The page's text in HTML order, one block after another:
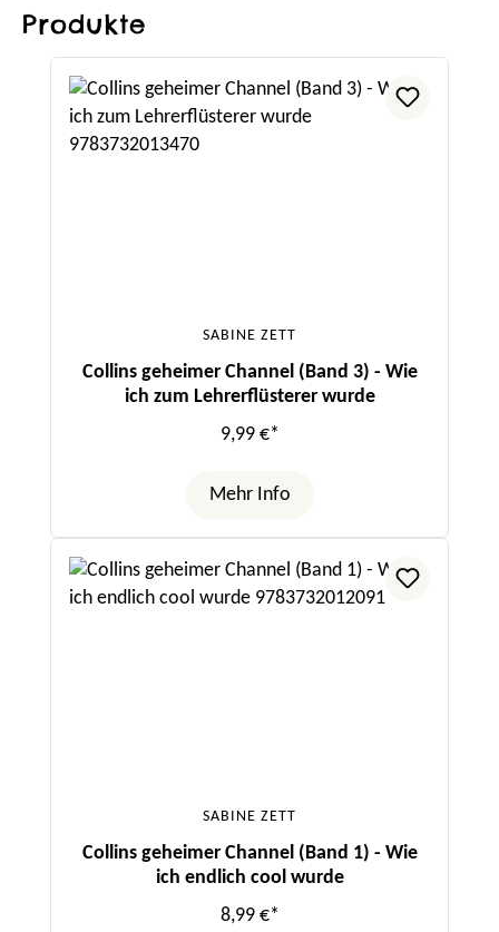
Produkte
SABINE ZETT
Collins geheimer Channel (Band 3) - Wie
ich zum Lehrerflüsterer wurde
9,99 €*
Mehr Info
SABINE ZETT
Collins geheimer Channel (Band 1) - Wie
ich endlich cool wurde
8,99 €*